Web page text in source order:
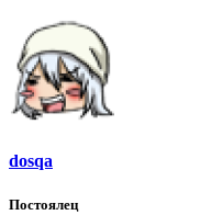
dosqa
Постоялец